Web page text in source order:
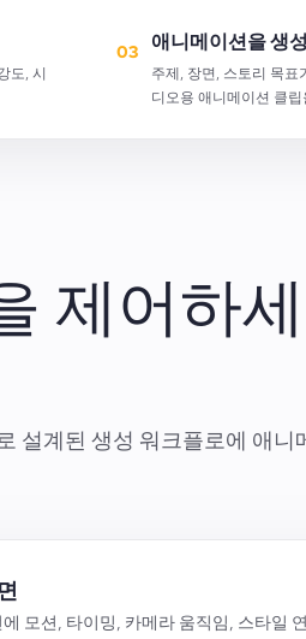
도, 시
03 애니메이션을 생
주제, 장면, 스토리 목표
디오용 애니메이션 클
제어하세
설계된 생성 워크플로에 애니
모션, 타이밍, 카메라 움직임, 스타일